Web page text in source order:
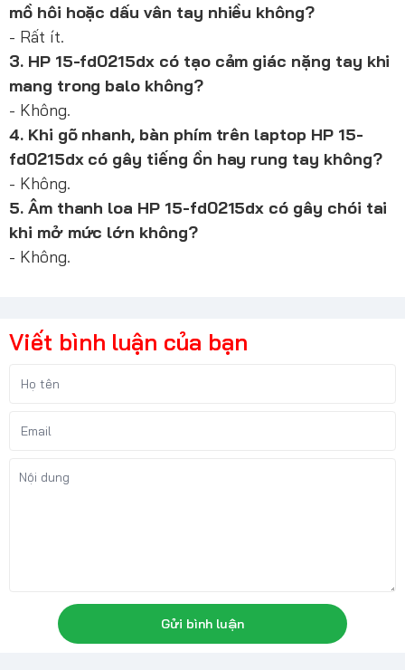
mồ hôi hoặc dấu vân tay nhiều không?
- Rất ít.
3. HP 15-fd0215dx có tạo cảm giác nặng tay khi
mang trong balo không?
- Không.
4. Khi gõ nhanh, bàn phím trên laptop HP 15-
fd0215dx có gây tiếng ồn hay rung tay không?
- Không.
5. Âm thanh loa HP 15-fd0215dx có gây chói tai
khi mở mức lớn không?
- Không.
Viết bình luận của bạn
Gửi bình luận